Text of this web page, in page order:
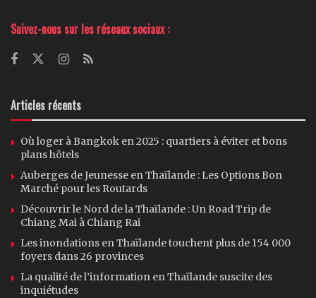
Suivez-nous sur les réseaux sociaux :
Articles récents
Où loger à Bangkok en 2025 : quartiers à éviter et bons
plans hôtels
Auberges de Jeunesse en Thaïlande : Les Options Bon
Marché pour les Routards
Découvrir le Nord de la Thaïlande : Un Road Trip de
Chiang Mai à Chiang Rai
Les inondations en Thaïlande touchent plus de 154 000
foyers dans 26 provinces
La qualité de l’information en Thaïlande suscite des
inquiétudes